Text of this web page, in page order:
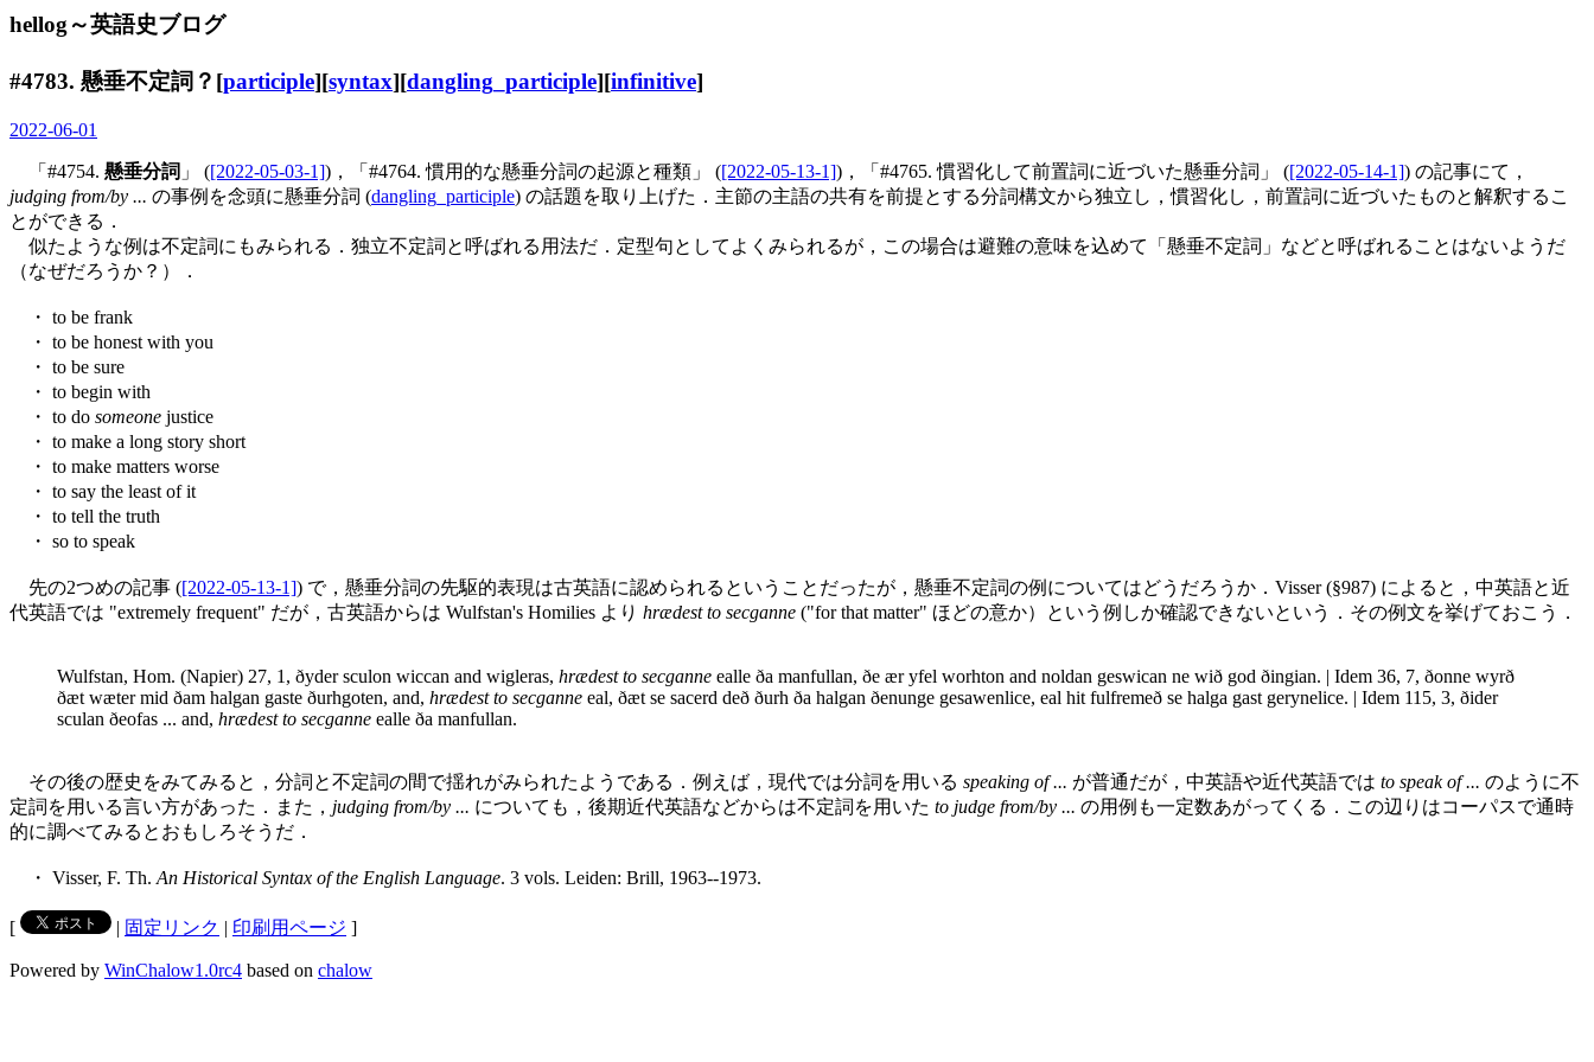
hellog～英語史ブログ
#4783. 懸垂不定詞？[participle][syntax][dangling_participle][infinitive]
2022-06-01
「#4754. 懸垂分詞 」 ([2022-05-03-1])，「#4764. 慣用的な懸垂分詞の起源と種類」 ([2022-05-13-1])，「#4765. 慣習化して前置詞に近づいた懸垂分詞」 ([2022-05-14-1]) の記事にて，
judging from/by ... の事例を念頭に懸垂分詞 (dangling_participle) の話題を取り上げた．主節の主語の共有を前提とする分詞構文から独立し，慣習化し，前置詞に近づいたものと解釈するこ
とができる．
似たような例は不定詞にもみられる．独立不定詞と呼ばれる用法だ．定型句としてよくみられるが，この場合は避難の意味を込めて「懸垂不定詞」などと呼ばれることはないようだ
（なぜだろうか？）．
・ to be frank
・ to be honest with you
・ to be sure
・ to begin with
・ to do someone justice
・ to make a long story short
・ to make matters worse
・ to say the least of it
・ to tell the truth
・ so to speak
先の2つめの記事 ([2022-05-13-1]) で，懸垂分詞の先駆的表現は古英語に認められるということだったが，懸垂不定詞の例についてはどうだろうか．Visser (§987) によると，中英語と近
代英語では "extremely frequent" だが，古英語からは Wulfstan's Homilies より hrædest to secganne ("for that matter" ほどの意か）という例しか確認できないという．その例文を挙げておこう．
Wulfstan, Hom. (Napier) 27, 1, ðyder sculon wiccan and wigleras, hrædest to secganne ealle ða manfullan, ðe ær yfel worhton and noldan geswican ne wið god ðingian. | Idem 36, 7, ðonne wyrð
ðæt wæter mid ðam halgan gaste ðurhgoten, and, hrædest to secganne eal, ðæt se sacerd deð ðurh ða halgan ðenunge gesawenlice, eal hit fulfremeð se halga gast gerynelice. | Idem 115, 3, ðider
sculan ðeofas ... and, hrædest to secganne ealle ða manfullan.
その後の歴史をみてみると，分詞と不定詞の間で揺れがみられたようである．例えば，現代では分詞を用いる speaking of ... が普通だが，中英語や近代英語では to speak of ... のように不
定詞を用いる言い方があった．また， judging from/by ... についても，後期近代英語などからは不定詞を用いた to judge from/by ... の用例も一定数あがってくる．この辺りはコーパスで通時
的に調べてみるとおもしろそうだ．
・ Visser, F. Th. An Historical Syntax of the English Language. 3 vols. Leiden: Brill, 1963--1973.
[ | 固定リンク | 印刷用ページ ]
Powered by WinChalow1.0rc4 based on chalow